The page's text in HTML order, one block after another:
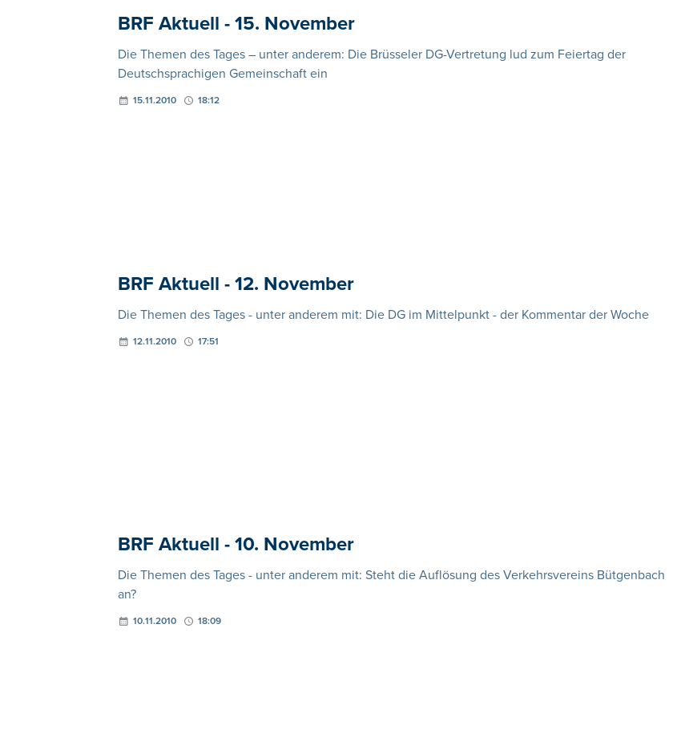
BRF Aktuell - 15. November
Die Themen des Tages – unter anderem: Die Brüsseler DG-Vertretung lud zum Feiertag der
Deutschsprachigen Gemeinschaft ein
15.11.2010 18:12
BRF Aktuell - 12. November
Die Themen des Tages - unter anderem mit: Die DG im Mittelpunkt - der Kommentar der Woche
12.11.2010 17:51
BRF Aktuell - 10. November
Die Themen des Tages - unter anderem mit: Steht die Auflösung des Verkehrsvereins Bütgenbach
an?
10.11.2010 18:09